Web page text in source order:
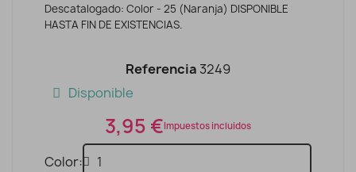
Descatalogado: Color - 25 (Naranja) DISPONIBLE
HASTA FIN DE EXISTENCIAS.
Referencia 3249
Disponible
3,95 €Impuestos incluidos
Color